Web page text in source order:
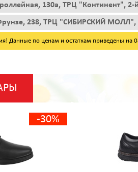
130а, ТРЦ "Континент", 2-
238, ТРЦ "СИБИРСКИЙ МОЛЛ",
Данные по ценам и остаткам приведены на
-30%